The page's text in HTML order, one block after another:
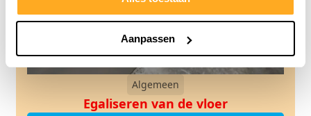
Aanpassen
Algemeen
Egaliseren van de vloer